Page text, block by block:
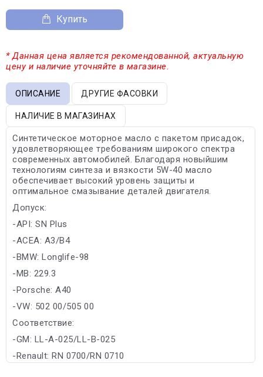
Купить
* Данная цена является рекомендованной, актуальную
цену и наличие уточняйте в магазине.
ОПИСАНИЕ ДРУГИЕ ФАСОВКИ
НАЛИЧИЕ В МАГАЗИНАХ
Синтетическое моторное масло с пакетом присадок,
удовлетворяющее требованиям широкого спектра
современных автомобилей. Благодаря новыйшим
технологиям синтеза и вязкости 5W-40 масло
обеспечивает высокий уровень защиты и
оптимальное смазывание деталей двигателя.
Допуск:
-API: SN Plus
-ACEA: A3/B4
-BMW: Longlife-98
-MB: 229.3
-Porsche: A40
-VW: 502 00/505 00
Соответствие:
-GM: LL-A-025/LL-B-025
-Renault: RN 0700/RN 0710